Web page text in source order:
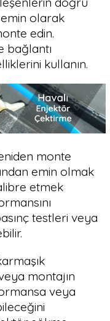
emin olarak
edin.
bağlantı
kullanın.
monte
emin olmak
etmek
testleri veya
montajın
veya